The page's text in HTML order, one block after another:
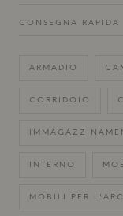
CONSEGNA RAPIDA
ARMADIO
CORRIDOIO
INTERNO
MOBILI PER